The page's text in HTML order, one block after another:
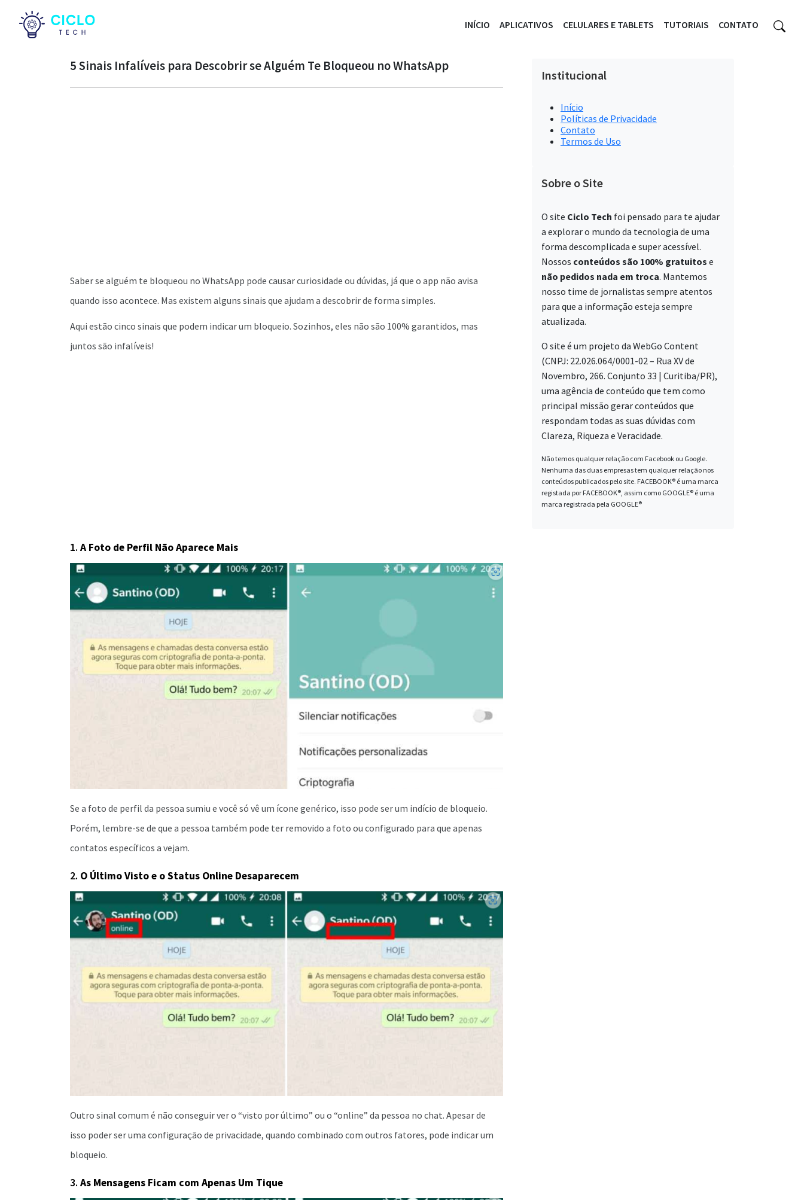
INÍCIO APLICATIVOS CELULARES E TABLETS TUTORIAIS CONTATO
5 Sinais Infalíveis para Descobrir se Alguém Te Bloqueou no WhatsApp
Saber se alguém te bloqueou no WhatsApp pode causar curiosidade ou dúvidas, já que o app não avisa
quando isso acontece. Mas existem alguns sinais que ajudam a descobrir de forma simples.
Aqui estão cinco sinais que podem indicar um bloqueio. Sozinhos, eles não são 100% garantidos, mas
juntos são infalíveis!
1. A Foto de Perfil Não Aparece Mais
Se a foto de perfil da pessoa sumiu e você só vê um ícone genérico, isso pode ser um indício de bloqueio.
Porém, lembre-se de que a pessoa também pode ter removido a foto ou configurado para que apenas
contatos específicos a vejam.
2. O Último Visto e o Status Online Desaparecem
Outro sinal comum é não conseguir ver o “visto por último” ou o “online” da pessoa no chat. Apesar de
isso poder ser uma configuração de privacidade, quando combinado com outros fatores, pode indicar um
bloqueio.
3. As Mensagens Ficam com Apenas Um Tique
Institucional
Início
Políticas de Privacidade
Contato
Termos de Uso
Sobre o Site
O site Ciclo Tech foi pensado para te ajudar
a explorar o mundo da tecnologia de uma
forma descomplicada e super acessível.
Nossos conteúdos são 100% gratuitos e
não pedidos nada em troca. Mantemos
nosso time de jornalistas sempre atentos
para que a informação esteja sempre
atualizada.
O site é um projeto da WebGo Content
(CNPJ: 22.026.064/0001-02 – Rua XV de
Novembro, 266. Conjunto 33 | Curitiba/PR),
uma agência de conteúdo que tem como
principal missão gerar conteúdos que
respondam todas as suas dúvidas com
Clareza, Riqueza e Veracidade.
Não temos qualquer relação com Facebook ou Google.
Nenhuma das duas empresas tem qualquer relação nos
conteúdos publicados pelo site. FACEBOOK® é uma marca
registada por FACEBOOK®, assim como GOOGLE® é uma
marca registrada pela GOOGLE®